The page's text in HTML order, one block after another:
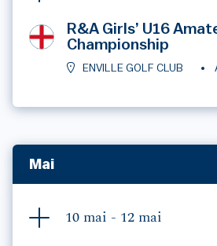
R&A Girls’ U16
Championship
ENVILLE GOLF CLUB
Mai
10 mai - 12 mai